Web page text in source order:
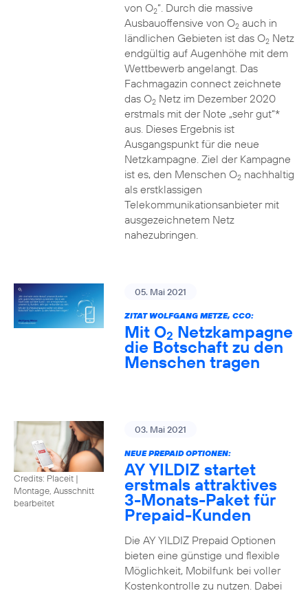
von O2“. Durch die massive
Ausbauoffensive von O2auch in
ländlichen Gebieten ist das O2Netz
endgültig auf Augenhöhe mit dem
Wettbewerb angelangt. Das
Fachmagazin connect zeichnete
das O2Netz im Dezember 2020
erstmals mit der Note „sehr gut“*
aus. Dieses Ergebnis ist
Ausgangspunkt für die neue
Netzkampagne. Ziel der Kampagne
ist es, den Menschen O2nachhaltig
als erstklassigen
Telekommunikationsanbieter mit
ausgezeichnetem Netz
nahezubringen.
05. Mai 2021
ZITAT WOLFGANG METZE, CCO:
Mit O2 Netzkampagne
die Botschaft zu den
Menschen tragen
Credits: Placeit |
Montage, Ausschnitt
bearbeitet
03. Mai 2021
NEUE PREPAID OPTIONEN:
AY YILDIZ startet
erstmals attraktives
3-Monats-Paket für
Prepaid-Kunden
Die AY YILDIZ Prepaid Optionen
bieten eine günstige und flexible
Möglichkeit, Mobilfunk bei voller
Kostenkontrolle zu nutzen. Dabei